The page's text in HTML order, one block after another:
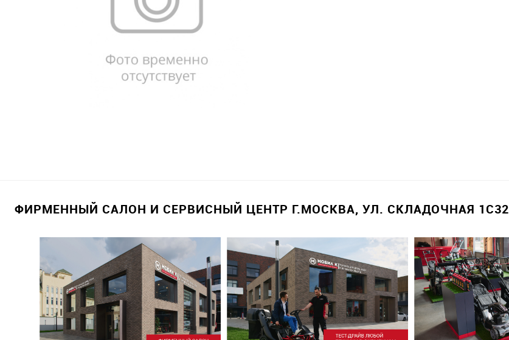
ФИРМЕННЫЙ САЛОН И СЕРВИСНЫЙ ЦЕНТР Г.МОСКВА, УЛ. СКЛАДОЧНАЯ 1С32